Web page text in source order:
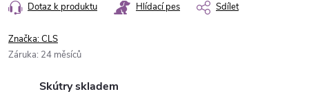
Dotaz k produktu Hlídací pes Sdílet
Značka:CLS
Záruka: 24 měsíců
Skútry skladem